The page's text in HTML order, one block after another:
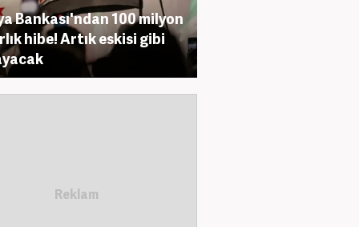
Bankası'ndan 100 milyon
hibe! Artık eskisi gibi